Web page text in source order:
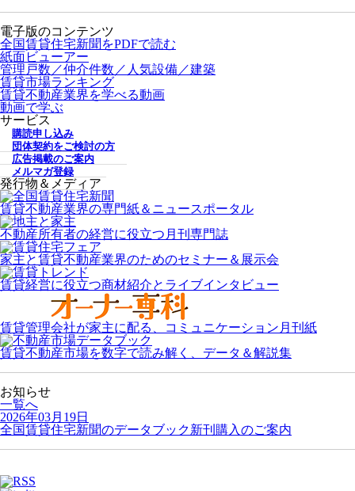
電子版のコンテンツ
全国賃貸住宅新聞をPDFで読む
紙面ビューアー
管理戸数／仲介件数／人気設備／建築
賃貸市場ランキング
賃貸不動産業界を学べる動画
動画で学ぶ
サービス
購読申し込み
団体契約をご検討の方
広告掲載のご案内
メルマガ登録
発行物＆メディア
賃貸不動産業界の専門紙＆ニュースポータル
不動産所有者の経営に役立つ月刊専門誌
家主と賃貸不動産業界のためのセミナー＆展示会
賃貸経営に役立つ商材紹介とライブインタビュー
賃貸管理会社が家主に配る、コミュニケーション月刊紙
賃貸不動産市場を数字で読み解く、データ＆解説集
お知らせ
一覧へ
2026年03月19日
全国賃貸住宅新聞のデータブック新刊購入のご案内